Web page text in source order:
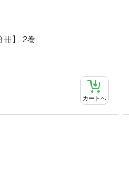
冊】 2巻
カートへ